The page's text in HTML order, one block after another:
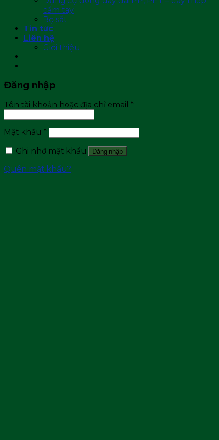
cầm tay
Bọ sắt
Tin tức
Liên hệ
Giới thiệu
Đăng nhập
Tên tài khoản hoặc địa chỉ email *
Mật khẩu *
Ghi nhớ mật khẩu
Đăng nhập
Quên mật khẩu?